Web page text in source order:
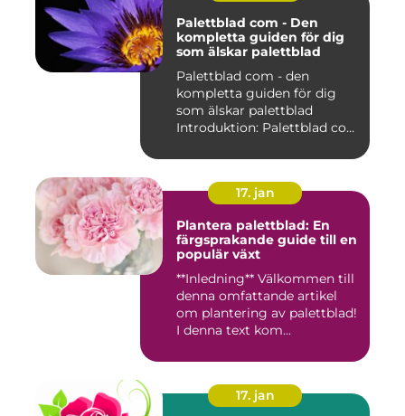
Palettblad com - Den
kompletta guiden för dig
som älskar palettblad
Palettblad com - den
kompletta guiden för dig
som älskar palettblad
Introduktion: Palettblad com
17. jan
Plantera palettblad: En
färgsprakande guide till en
populär växt
**Inledning** Välkommen till
denna omfattande artikel
om plantering av palettblad!
I denna text kom...
17. jan